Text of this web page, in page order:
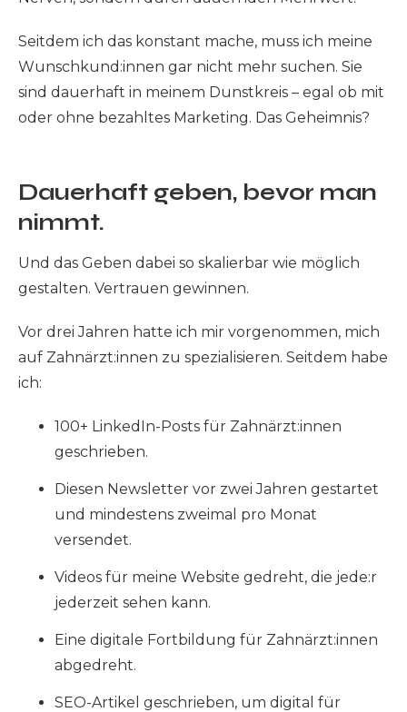
Seitdem ich das konstant mache, muss ich meine
Wunschkund:innen gar nicht mehr suchen. Sie
sind dauerhaft in meinem Dunstkreis – egal ob mit
oder ohne bezahltes Marketing. Das Geheimnis?
Dauerhaft geben, bevor man
nimmt.
Und das Geben dabei so skalierbar wie möglich
gestalten. Vertrauen gewinnen.
Vor drei Jahren hatte ich mir vorgenommen, mich
auf Zahnärzt:innen zu spezialisieren. Seitdem habe
ich:
100+ LinkedIn-Posts für Zahnärzt:innen
geschrieben.
Diesen Newsletter vor zwei Jahren gestartet
und mindestens zweimal pro Monat
versendet.
Videos für meine Website gedreht, die jede:r
jederzeit sehen kann.
Eine digitale Fortbildung für Zahnärzt:innen
abgedreht.
SEO-Artikel geschrieben, um digital für